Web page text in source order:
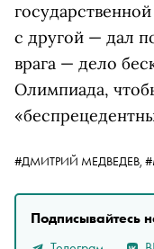
с другой — дал
врага — дело
Олимпиада,
#ДМИТРИЙ МЕДВЕДЕВ,
Подписывайтесь